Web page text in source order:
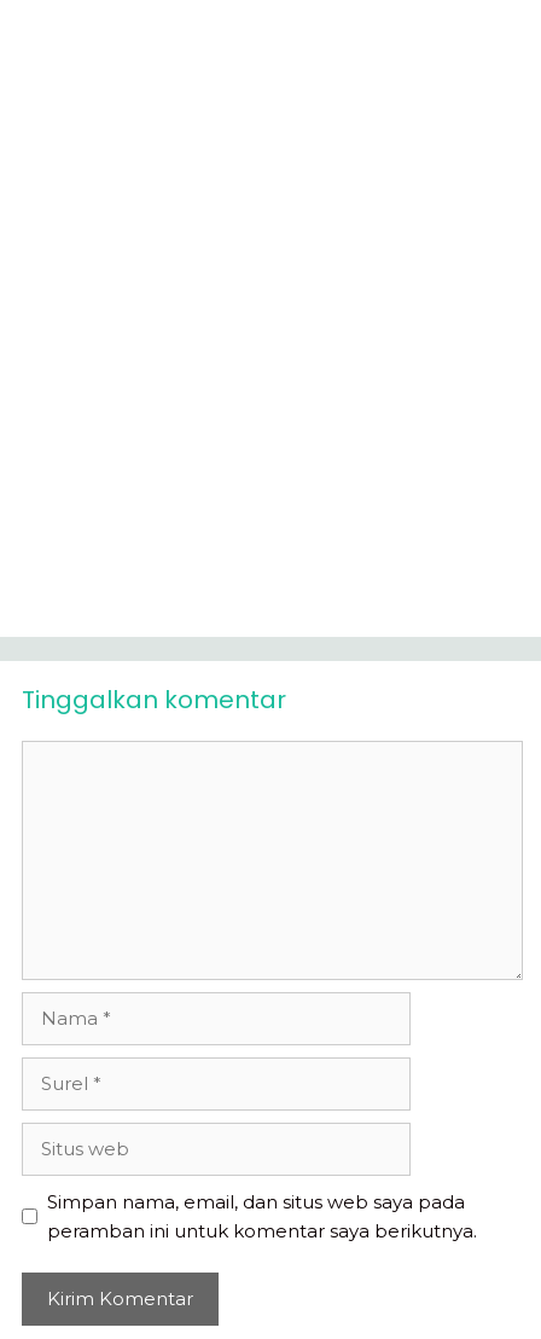
Tinggalkan komentar
Simpan nama, email, dan situs web saya pada
peramban ini untuk komentar saya berikutnya.